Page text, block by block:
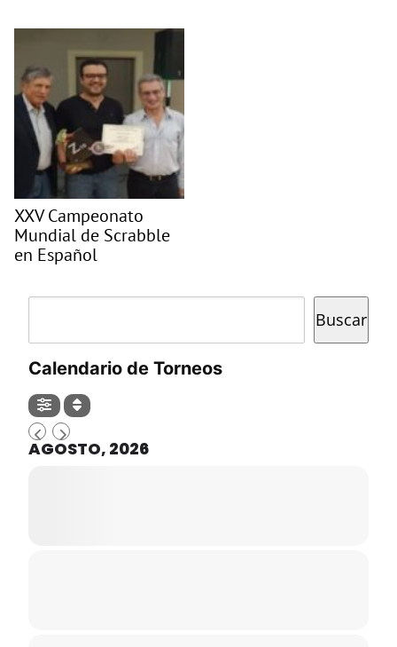
XXV Campeonato
Mundial de Scrabble
en Español
Buscar
Calendario de Torneos
AGOSTO, 2026